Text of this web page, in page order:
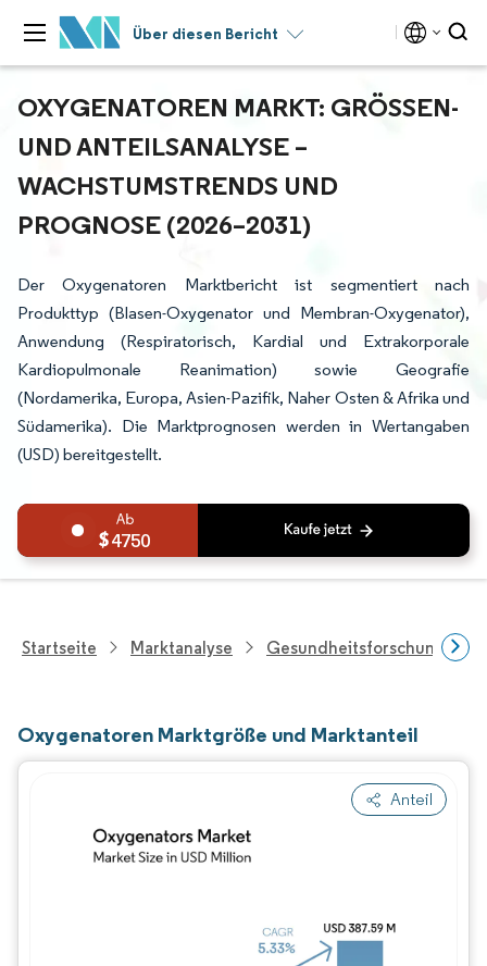
Über diesen Bericht
OXYGENATOREN MARKT: GRÖSSEN- U
ND ANTEILSANALYSE – W
ACHSTUMSTRENDS UND P
ROGNOSE (2026–2031)
Der Oxygenatoren Marktbericht ist segmentiert nach
Produkttyp (Blasen-Oxygenator und Membran-Oxygenator),
Anwendung (Respiratorisch, Kardial und Extrakorporale
Kardiopulmonale Reanimation) sowie Geografie
(Nordamerika, Europa, Asien-Pazifik, Naher Osten & Afrika und
Südamerika). Die Marktprognosen werden in Wertangaben
(USD) bereitgestellt.
4750
Startseite Marktanalyse Gesundheitsforschung
Oxygenatoren Marktgröße und Marktanteil
Anteil